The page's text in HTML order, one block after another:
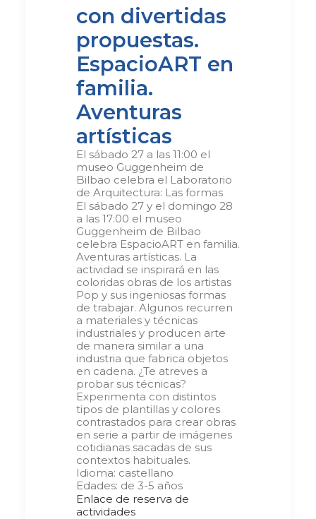
con divertidas
propuestas.
EspacioART en
familia.
Aventuras
artísticas
El sábado 27 a las 11:00 el
museo Guggenheim de
Bilbao celebra el Laboratorio
de Arquitectura: Las formas
El sábado 27 y el domingo 28
a las 17:00 el museo
Guggenheim de Bilbao
celebra EspacioART en familia.
Aventuras artísticas. La
actividad se inspirará en las
coloridas obras de los artistas
Pop y sus ingeniosas formas
de trabajar. Algunos recurren
a materiales y técnicas
industriales y producen arte
de manera similar a una
industria que fabrica objetos
en cadena. ¿Te atreves a
probar sus técnicas?
Experimenta con distintos
tipos de plantillas y colores
contrastados para crear obras
en serie a partir de imágenes
cotidianas sacadas de sus
contextos habituales.
Idioma: castellano
Edades: de 3-5 años
Enlace de reserva de
actividades